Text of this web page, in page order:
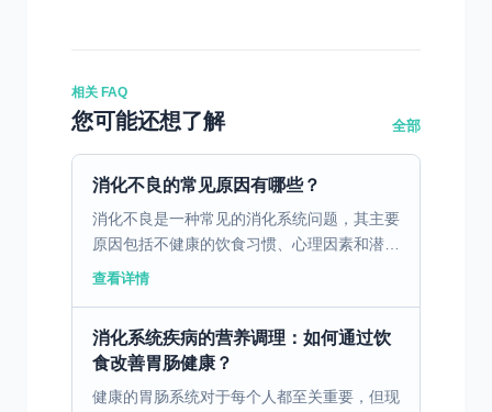
相关 FAQ
您可能还想了解 全部
消化不良的常见原因有哪些？
消化不良是一种常见的消化系统问题，其主要
原因包括不健康的饮食习惯、心理因素和潜在
的疾病。不健康的饮食习惯，如暴饮暴食、进
查看详情
消化系统疾病的营养调理：如何通过饮
食改善胃肠健康？
健康的胃肠系统对于每个人都至关重要，但现